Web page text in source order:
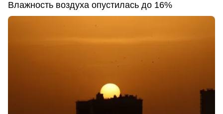
Влажность воздуха опустилась до 16%